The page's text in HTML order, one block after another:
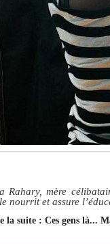
Rahary, mère
nourrit et assure
la suite : Ces gens là...